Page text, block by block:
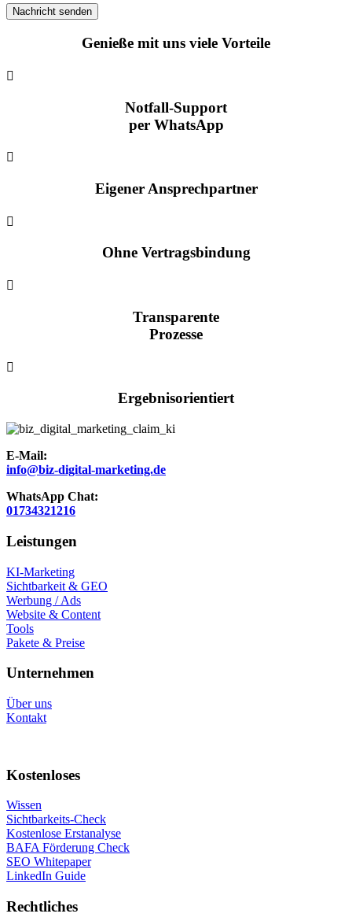
Nachricht senden
Genieße mit uns viele Vorteile

Notfall-Support
per WhatsApp

Eigener Ansprechpartner

Ohne Vertragsbindung

Transparente
Prozesse

Ergebnisorientiert
E-Mail:
info@biz-digital-marketing.de
WhatsApp Chat:
01734321216
Leistungen
KI-Marketing
Sichtbarkeit & GEO
Werbung / Ads
Website & Content
Tools
Pakete & Preise
Unternehmen
Über uns
Kontakt
Kostenloses
Wissen
Sichtbarkeits-Check
Kostenlose Erstanalyse
BAFA Förderung Check
SEO Whitepaper
LinkedIn Guide
Rechtliches